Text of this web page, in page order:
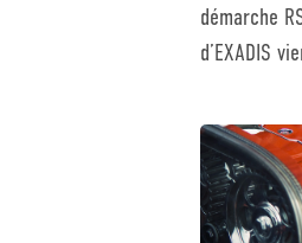
démarche
d’EXADIS